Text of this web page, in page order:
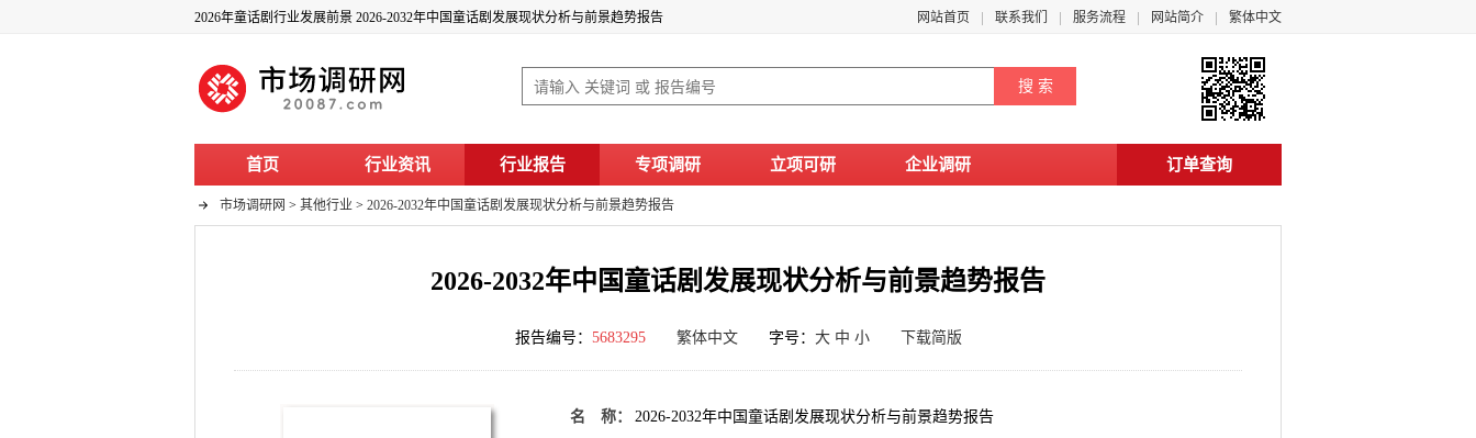
2026年童话剧行业发展前景 2026-2032年中国童话剧发展现状分析与前景趋势报告 网站首页 联系我们 服务流程 网站简介 繁体中文
首页 行业资讯 行业报告 专项调研 立项可研 企业调研 订单查询
市场调研网 > 其他行业 > 2026-2032年中国童话剧发展现状分析与前景趋势报告
2026-2032年中国童话剧发展现状分析与前景趋势报告
报告编号： 5683295 繁体中文字号： 大 中 小 下载简版
名 称： 2026-2032年中国童话剧发展现状分析与前景趋势报告